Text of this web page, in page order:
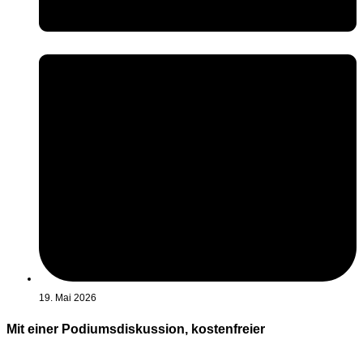
19. Mai 2026
Mit einer Podiumsdiskussion, kostenfreier